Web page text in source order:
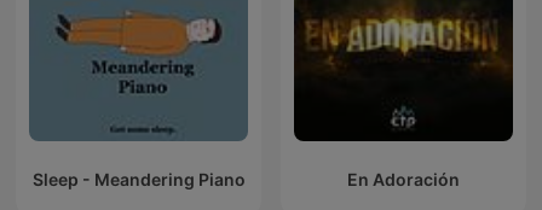
Sleep - Meandering Piano En Adoración